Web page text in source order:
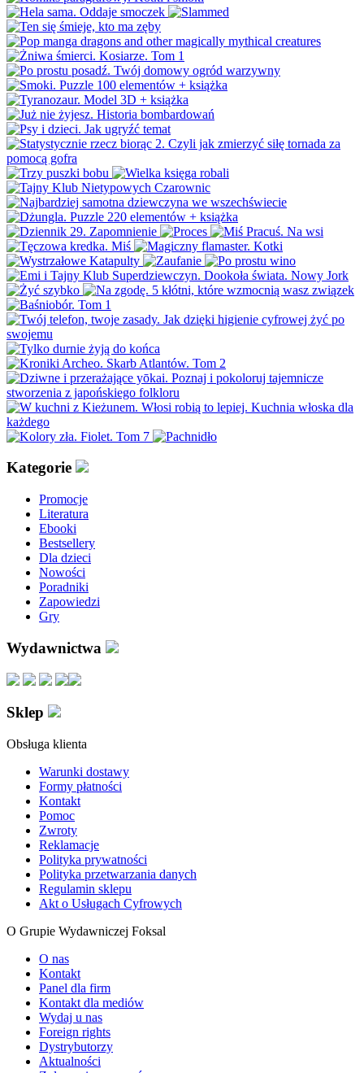
Kategorie
Promocje
Literatura
Ebooki
Bestsellery
Dla dzieci
Nowości
Poradniki
Zapowiedzi
Gry
Wydawnictwa
Sklep
Obsługa klienta
Warunki dostawy
Formy płatności
Kontakt
Pomoc
Zwroty
Reklamacje
Polityka prywatności
Polityka przetwarzania danych
Regulamin sklepu
Akt o Usługach Cyfrowych
O Grupie Wydawniczej Foksal
O nas
Kontakt
Panel dla firm
Kontakt dla mediów
Wydaj u nas
Foreign rights
Dystrybutorzy
Aktualności